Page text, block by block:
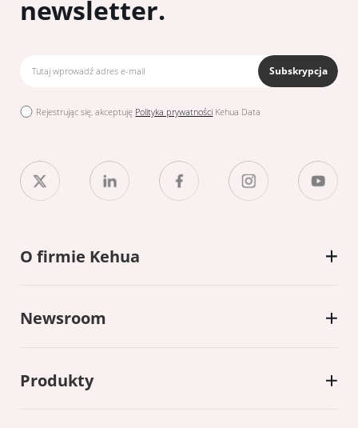
newsletter.
Subskrypcja
Rejestrując się, akceptuję Polityka prywatności Kehua Data
O firmie Kehua
Newsroom
Produkty